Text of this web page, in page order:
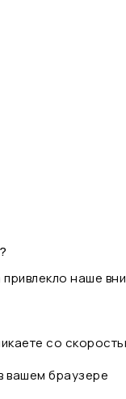
наше
со
вашем браузере